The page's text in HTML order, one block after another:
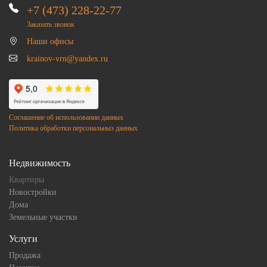
+7 (473) 228-22-77
Заказать звонок
Наши офисы
krainov-vrn@yandex.ru
Соглашение об использовании данных
Политика обработки персональныз данных
Недвижимость
Квартиры
Новостройки
Дома
Земельные участки
Услуги
Продажа